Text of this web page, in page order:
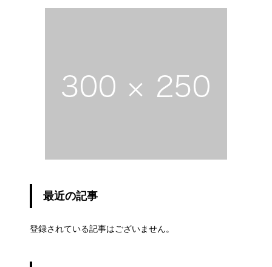
最近の記事
登録されている記事はございません。